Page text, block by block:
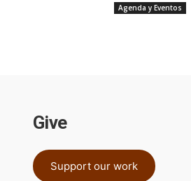
Agenda y Eventos
Give
Support our work